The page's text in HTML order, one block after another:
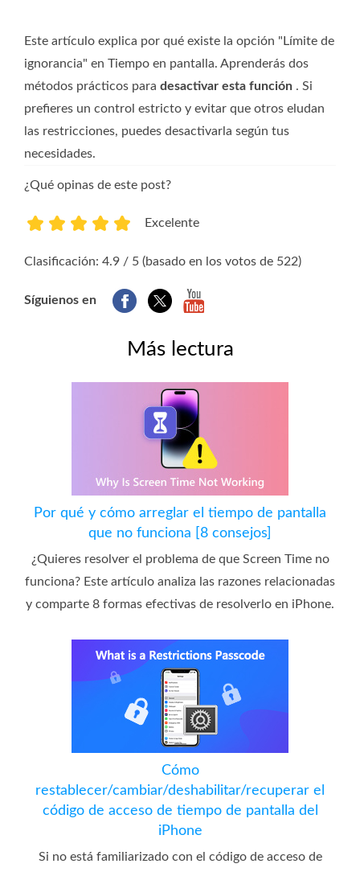
Este artículo explica por qué existe la opción "Límite de
ignorancia" en Tiempo en pantalla. Aprenderás dos
métodos prácticos para desactivar esta función . Si
prefieres un control estricto y evitar que otros eludan
las restricciones, puedes desactivarla según tus
necesidades.
¿Qué opinas de este post?
Excelente
Clasificación: 4.9 / 5 (basado en los votos de 522)
Síguienos en
Más lectura
Por qué y cómo arreglar el tiempo de pantalla
que no funciona [8 consejos]
¿Quieres resolver el problema de que Screen Time no
funciona? Este artículo analiza las razones relacionadas
y comparte 8 formas efectivas de resolverlo en iPhone.
Cómo
restablecer/cambiar/deshabilitar/recuperar el
código de acceso de tiempo de pantalla del
iPhone
Si no está familiarizado con el código de acceso de